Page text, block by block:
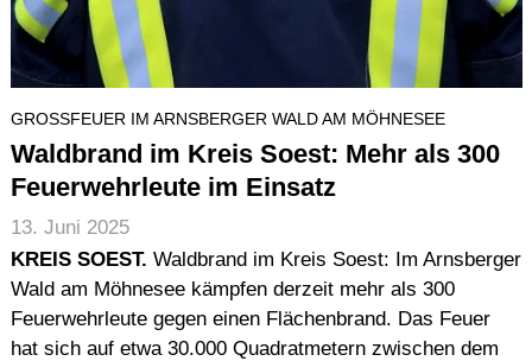
GROSSFEUER IM ARNSBERGER WALD AM MÖHNESEE
Waldbrand im Kreis Soest: Mehr als 300
Feuerwehrleute im Einsatz
13. Juni 2025
KREIS SOEST. Waldbrand im Kreis Soest: Im Arnsberger
Wald am Möhnesee kämpfen derzeit mehr als 300
Feuerwehrleute gegen einen Flächenbrand. Das Feuer
hat sich auf etwa 30.000 Quadratmetern zwischen dem